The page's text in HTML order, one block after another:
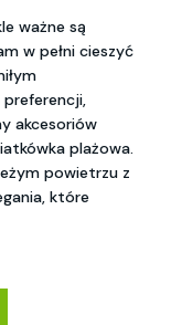
ważne są
w pełni cieszyć
akcesoriów
plażowa.
powietrzu z
które